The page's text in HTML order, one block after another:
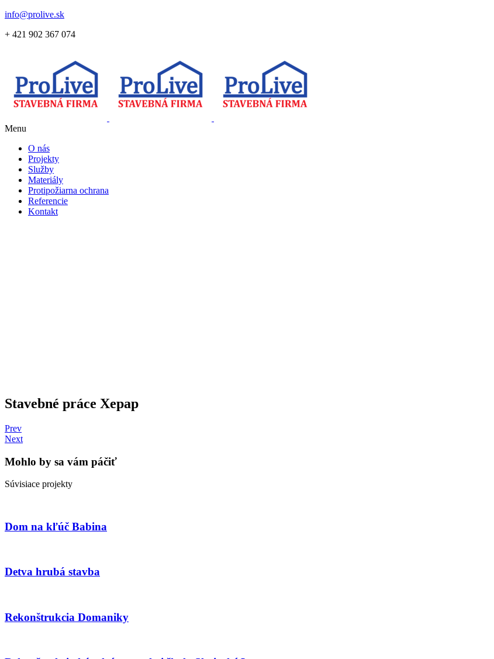
info@prolive.sk
+ 421 902 367 074
Menu
O nás
Projekty
Služby
Materiály
Protipožiarna ochrana
Referencie
Kontakt
Stavebné práce Xepap
Prev
Next
Mohlo by sa vám páčiť
Súvisiace projekty
Dom na kľúč Babina
Detva hrubá stavba
Rekonštrukcia Domaniky